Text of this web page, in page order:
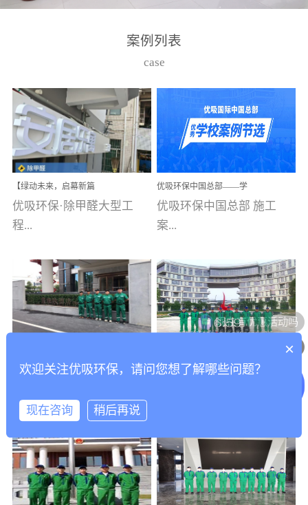
高技能的团队。汇聚了众
取得了多项产品技术专利
和多项国家版权局著作
权，获得高新技术企业称
号。生产优势自主生产自
给自足，优吸公司于2015
在广州番禺区成功建立产
品线生产基地，工厂拥有
自动化生产设备和成熟的
选择源头源材料、严控产
品质量，我们每一批的生
产产品都经过严格的质检
程序；生产车间为优吸总
部和全国分支机构生产光
触媒、净醛王、祛味剂等
求。资质优势团队优势分
支优势优吸环保是一棵正
茁壮成长的树，只要我们
人人都爱护她、珍惜她、
案例列表
case
【绿动未来，启幕新篇
章】优吸环保中标深圳安
居乐寓，超大型工装室内
空气治理项目顺利启航，
优吸环保·除甲醛大型工
程...
案例【深圳安居乐寓】室
内空气治理项目深圳安居
乐寓 深圳市安居乐寓
优吸环保中国总部——学
校施工案例(节选)
优吸环保中国总部 施工
案...
例(学校工装节选)广州南沙
小学(珠江湾校区)项目地
址：广州市南沙区海滨路
禾...
标杆——优吸环保·标杆之
优吸环保·除甲醛工程案
例...
【东莞美豪雅致酒店】室
内空气治理项目东莞美豪
雅致酒店 东莞美豪雅
甲醛项目圆满完成
工程案例名称：香港科技
学广州校区室内空气治
理 工程案例地址：广
州南沙区·香港科技大学(广
×
欢迎关注优吸环保，请问您想了解哪些问题？
现在咨询 稍后再说